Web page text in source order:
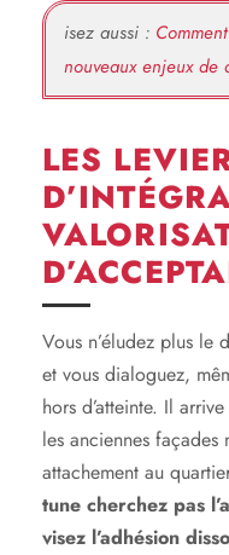
isez aussi :
nouveaux enjeux de
LES
Vous n’éludez plus le
et vous dialoguez,
hors d’atteinte. Il
les anciennes façades
attachement au
tune cherchez pas
visez l’adhésion